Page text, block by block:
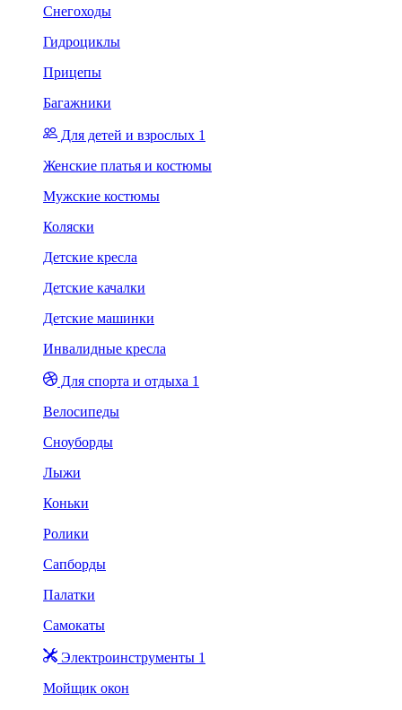
Снегоходы
Гидроциклы
Прицепы
Багажники
Для детей и взрослых 1
Женские платья и костюмы
Мужские костюмы
Коляски
Детские кресла
Детские качалки
Детские машинки
Инвалидные кресла
Для спорта и отдыха 1
Велосипеды
Сноуборды
Лыжи
Коньки
Ролики
Сапборды
Палатки
Самокаты
Электроинструменты 1
Мойщик окон